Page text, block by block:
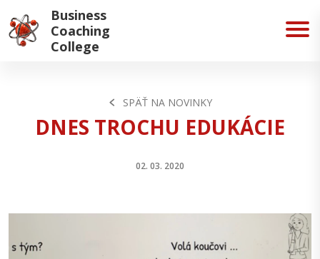
Business
Coaching
College
SPÄŤ NA NOVINKY
DNES TROCHU EDUKÁCIE
02. 03. 2020